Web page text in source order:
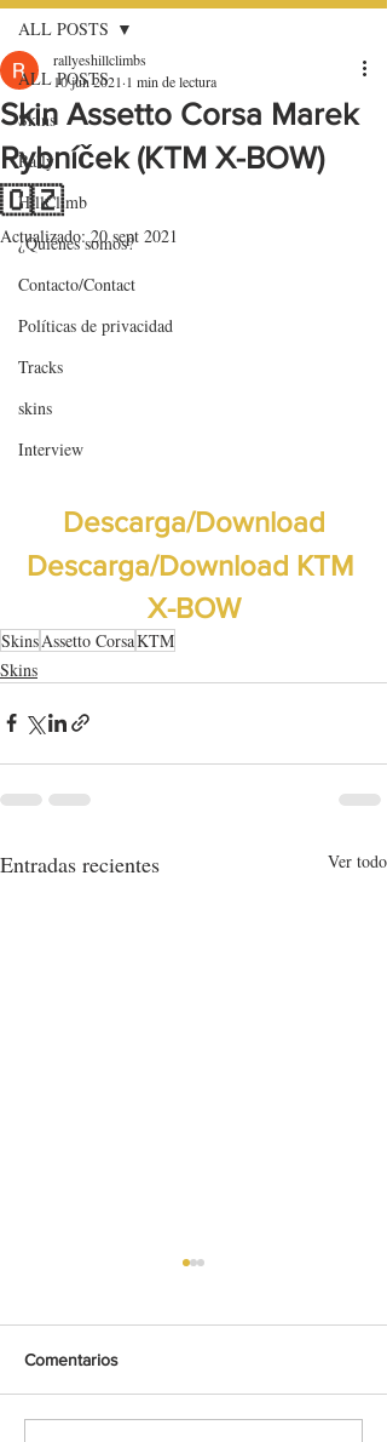
ALL POSTS
Skins
Rally
HillClimb
¿Quiénes somos?
Contacto/Contact
Políticas de privacidad
Tracks
skins
Interview
ALL POSTS
Skin Assetto Corsa Marek
Rybníček (KTM X-BOW)
🇨🇿
rallyeshillclimbs
10 jun 2021 1 min de lectura
Actualizado:20 sept 2021
Descarga/Download
Descarga/Download KTM
X-BOW
SkinsAssetto CorsaKTM
Skins
Entradas recientes Ver todo
Comentarios